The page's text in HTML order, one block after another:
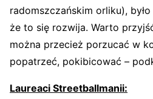
radomszczańskim orliku),
że to się rozwija. Warto
można przecież porzucać w
popatrzeć, pokibicować –
Laureaci Streetballmanii: